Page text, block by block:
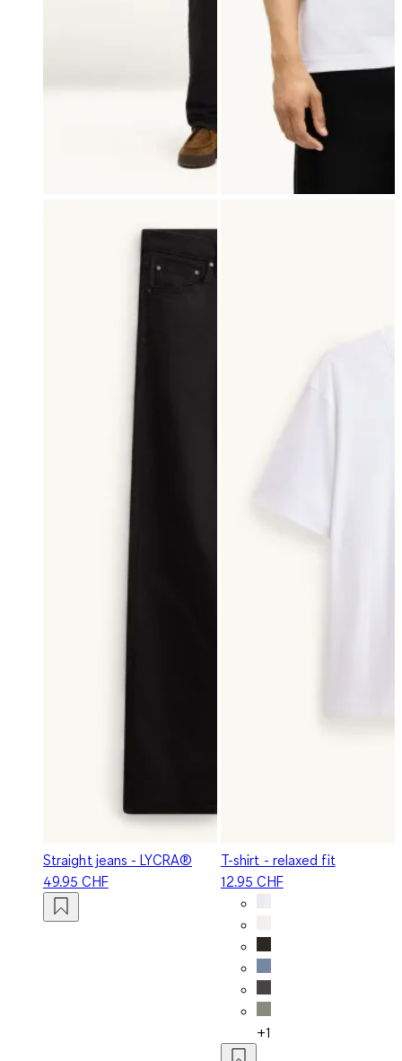
Straight jeans - LYCRA®
49.95 CHF
T-shirt - relaxed fit
12.95 CHF
+1